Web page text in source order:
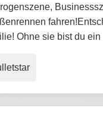
Ohne sie bist du